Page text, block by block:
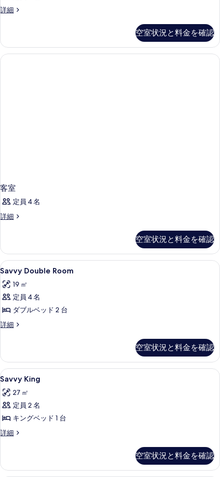
詳細
客
細
空室状況と料金を確認
客室
定員 4 名
詳細
客
細
空室状況と料金を確認
Savvy
Double
Room
の
す
べ
写
真
を
表
示
す
エジプト綿のシーツ、高級寝具、セ
10
Savvy Double Room
19 ㎡
定員 4 名
ダブルベッド 2 台
詳細
Savvy
詳
細
空室状況と料金を確認
Savvy
King
の
す
べ
て
真
Savvy King | エジプト綿のシーツ、
9
Savvy King
27 ㎡
定員 2 名
キングベッド 1 台
詳細
Savvy
細
空室状況と料金を確認